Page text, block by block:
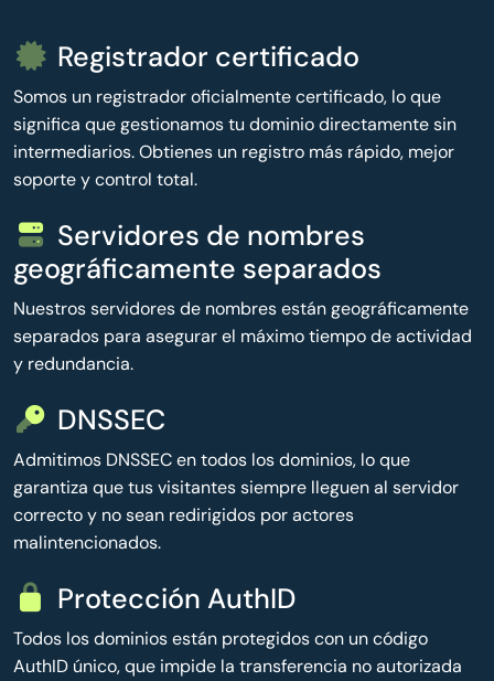
Registrador certificado
Somos un registrador oficialmente certificado, lo que
significa que gestionamos tu dominio directamente sin
intermediarios. Obtienes un registro más rápido, mejor
soporte y control total.
Servidores de nombres
geográficamente separados
Nuestros servidores de nombres están geográficamente
separados para asegurar el máximo tiempo de actividad
y redundancia.
DNSSEC
Admitimos DNSSEC en todos los dominios, lo que
garantiza que tus visitantes siempre lleguen al servidor
correcto y no sean redirigidos por actores
malintencionados.
Protección AuthID
Todos los dominios están protegidos con un código
AuthID único, que impide la transferencia no autorizada